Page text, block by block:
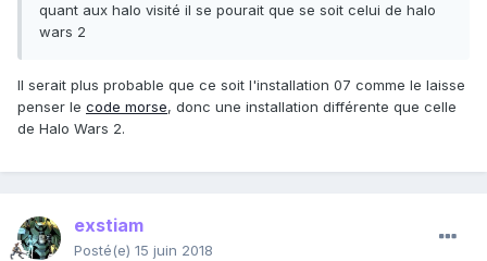
quant aux halo visité il se pourait que se soit celui de halo
wars 2
Il serait plus probable que ce soit l'installation 07 comme le laisse
penser le code morse, donc une installation différente que celle
de Halo Wars 2.
exstiam
Posté(e) 15 juin 2018